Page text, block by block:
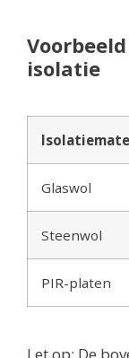
isolatie
Glaswol
Steenwol
PIR-platen
Let op: De